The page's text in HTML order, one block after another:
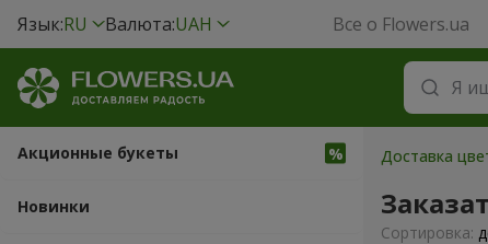
Язык:RU Валюта:UAH Все о Flowers.ua
Акционные букеты
Новинки
Доставка
Cортировка: